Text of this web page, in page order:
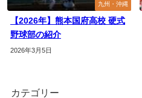
九州・沖縄
【2026年】熊本国府高校 硬式
野球部の紹介
2026年3月5日
カテゴリー